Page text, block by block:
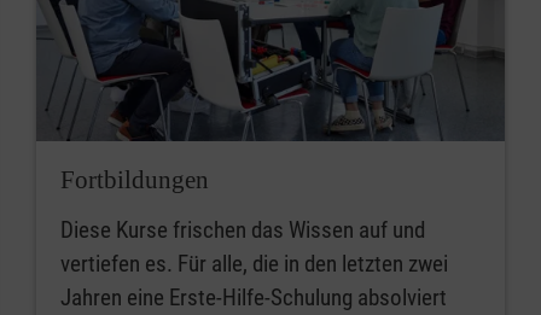
Fortbildungen
Diese Kurse frischen das Wissen auf und
vertiefen es. Für alle, die in den letzten zwei
Jahren eine Erste-Hilfe-Schulung absolviert